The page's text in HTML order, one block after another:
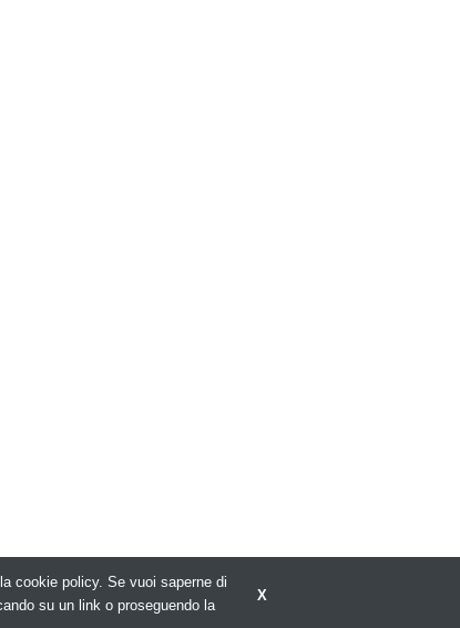
policy X
cookie policy. Se vuoi saperne di
su un link o proseguendo la